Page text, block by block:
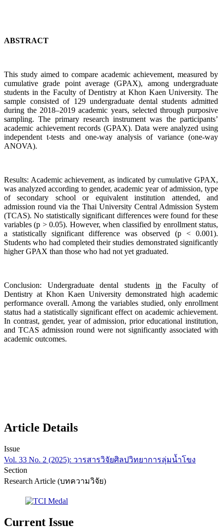
ABSTRACT
This study aimed to compare academic achievement, measured by
cumulative grade point average (GPAX), among undergraduate
students in the Faculty of Dentistry at Khon Kaen University. The
sample consisted of 129 undergraduate dental students admitted
during the 2018–2019 academic years, selected through purposive
sampling. The primary research instrument was the participants’
academic achievement records (GPAX). Data were analyzed using
independent t-tests and one-way analysis of variance (one-way
ANOVA).
Results: Academic achievement, as indicated by cumulative GPAX,
was analyzed according to gender, academic year of admission, type
of secondary school or equivalent institution attended, and
admission round via the Thai University Central Admission System
(TCAS). No statistically significant differences were found for these
variables (p > 0.05). However, when classified by enrollment status,
a statistically significant difference was observed (p < 0.001).
Students who had completed their studies demonstrated significantly
higher GPAX than those who had not yet graduated.
Conclusion: Undergraduate dental students in the Faculty of
Dentistry at Khon Kaen University demonstrated high academic
performance overall. Among the variables studied, only enrollment
status had a statistically significant effect on academic achievement.
In contrast, gender, year of admission, prior educational institution,
and TCAS admission round were not significantly associated with
academic outcomes.
Article Details
Issue
Vol. 33 No. 2 (2025): วารสารวิจัยศิลปวิทยาการลุ่มน้ำโขง
Section
Research Article (บทความวิจัย)
Current Issue